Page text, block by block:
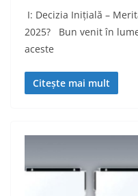
I: Decizia Inițială –
2025? Bun venit în
aceste
Citește mai mult